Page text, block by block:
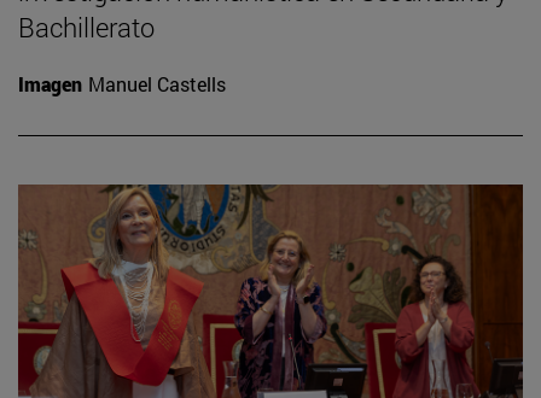
Bachillerato
Imagen Manuel Castells